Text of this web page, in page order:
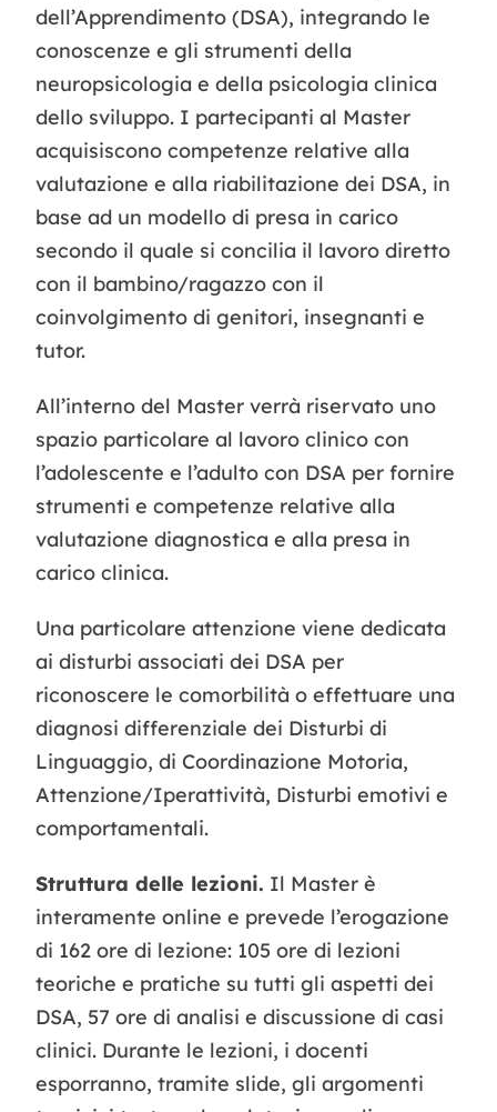
dell’Apprendimento (DSA), integrando le
conoscenze e gli strumenti della
neuropsicologia e della psicologia clinica
dello sviluppo. I partecipanti al Master
acquisiscono competenze relative alla
valutazione e alla riabilitazione dei DSA, in
base ad un modello di presa in carico
secondo il quale si concilia il lavoro diretto
con il bambino/ragazzo con il
coinvolgimento di genitori, insegnanti e
tutor.
All’interno del Master verrà riservato uno
spazio particolare al lavoro clinico con
l’adolescente e l’adulto con DSA per fornire
strumenti e competenze relative alla
valutazione diagnostica e alla presa in
carico clinica.
Una particolare attenzione viene dedicata
ai disturbi associati dei DSA per
riconoscere le comorbilità o effettuare una
diagnosi differenziale dei Disturbi di
Linguaggio, di Coordinazione Motoria,
Attenzione/Iperattività, Disturbi emotivi e
comportamentali.
Struttura delle lezioni. Il Master è
interamente online e prevede l’erogazione
di 162 ore di lezione: 105 ore di lezioni
teoriche e pratiche su tutti gli aspetti dei
DSA, 57 ore di analisi e discussione di casi
clinici. Durante le lezioni, i docenti
esporranno, tramite slide, gli argomenti